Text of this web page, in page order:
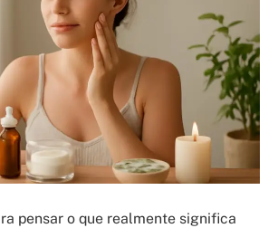
pensar o que realmente significa